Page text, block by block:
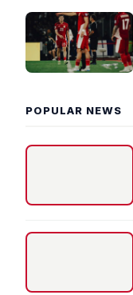
POPULAR NEWS